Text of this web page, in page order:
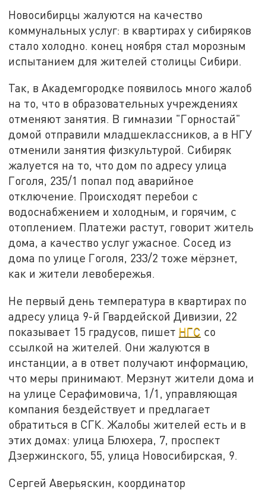
Новосибирцы жалуются на качество
коммунальных услуг: в квартирах у сибиряков
стало холодно. конец ноября стал морозным
испытанием для жителей столицы Сибири.
Так, в Академгородке появилось много жалоб
на то, что в образовательных учреждениях
отменяют занятия. В гимназии "Горностай"
домой отправили младшеклассников, а в НГУ
отменили занятия физкультурой. Сибиряк
жалуется на то, что дом по адресу улица
Гоголя, 235/1 попал под аварийное
отключение. Происходят перебои с
водоснабжением и холодным, и горячим, с
отоплением. Платежи растут, говорит житель
дома, а качество услуг ужасное. Сосед из
дома по улице Гоголя, 233/2 тоже мёрзнет,
как и жители левобережья.
Не первый день температура в квартирах по
адресу улица 9-й Гвардейской Дивизии, 22
показывает 15 градусов, пишет НГС со
ссылкой на жителей. Они жалуются в
инстанции, а в ответ получают информацию,
что меры принимают. Мерзнут жители дома и
на улице Серафимовича, 1/1, управляющая
компания бездействует и предлагает
обратиться в СГК. Жалобы жителей есть и в
этих домах: улица Блюхера, 7, проспект
Дзержинского, 55, улица Новосибирская, 9.
Сергей Аверьяскин, координатор